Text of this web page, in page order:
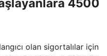
4500
olan sigortalılar için